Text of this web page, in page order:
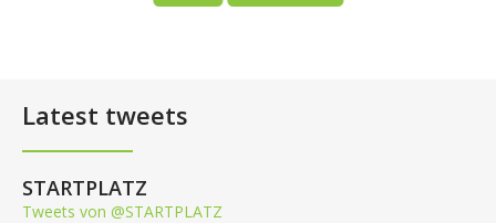
Latest tweets
STARTPLATZ
Tweets von @STARTPLATZ